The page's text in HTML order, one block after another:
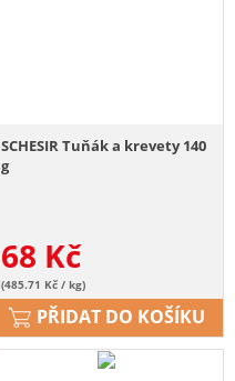
SCHESIR Tuňák a krevety 140
g
68 Kč
(485.71 Kč / kg)
PŘIDAT DO KOŠÍKU